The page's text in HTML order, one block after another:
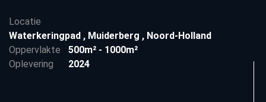
Locatie
Waterkeringpad , Muiderberg , Noord-Holland
Oppervlakte
500m² - 1000m²
Oplevering
2024